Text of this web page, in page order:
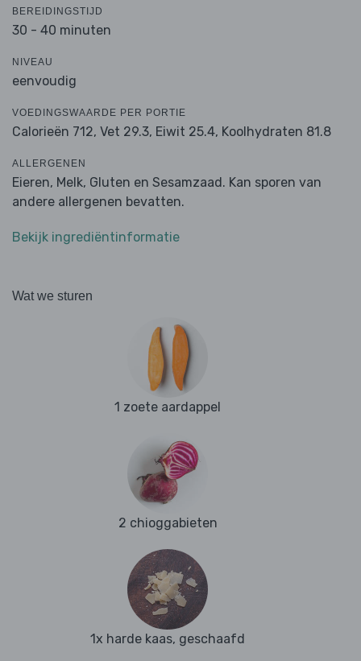
BEREIDINGSTIJD
30 - 40 minuten
NIVEAU
eenvoudig
VOEDINGSWAARDE PER PORTIE
Calorieën 712, Vet 29.3, Eiwit 25.4, Koolhydraten 81.8
ALLERGENEN
Eieren, Melk, Gluten en Sesamzaad. Kan sporen van
andere allergenen bevatten.
Bekijk ingrediëntinformatie
Wat we sturen
1 zoete aardappel
2 chioggabieten
1x harde kaas, geschaafd